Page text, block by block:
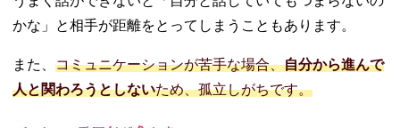
かな」と相手が距離をとってしまうこともあります。
また、 コミュニケーションが苦手な場合、自分から進んで
人と関わろうとしないため、孤立しがちです。